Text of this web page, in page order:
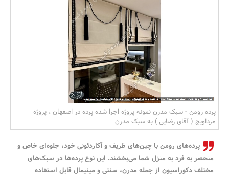
بانک، بیمه و سرمایه
مسکن و ساختمان
پرده رومن - سبک مدرن نمونه پروژه اجرا شده پرده در اصفهان ، پروژه
مرداویج ( آقای رضایی ) به سبک مدرن
پرده‌های رومن با چین‌های ظریف و آکاردئونی خود، جلوه‌ای خاص و
منحصر به فرد به منزل شما می‌بخشند. این نوع پرده‌ها در سبک‌های
مختلف دکوراسیون از جمله مدرن، سنتی و مینیمال قابل استفاده